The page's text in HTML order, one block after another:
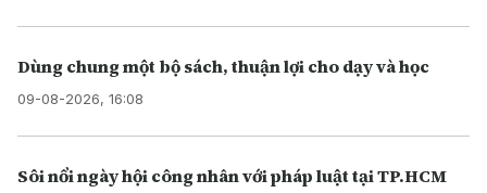
Dùng chung một bộ sách, thuận lợi cho dạy và học
09-08-2026, 16:08
Sôi nổi ngày hội công nhân với pháp luật tại TP.HCM